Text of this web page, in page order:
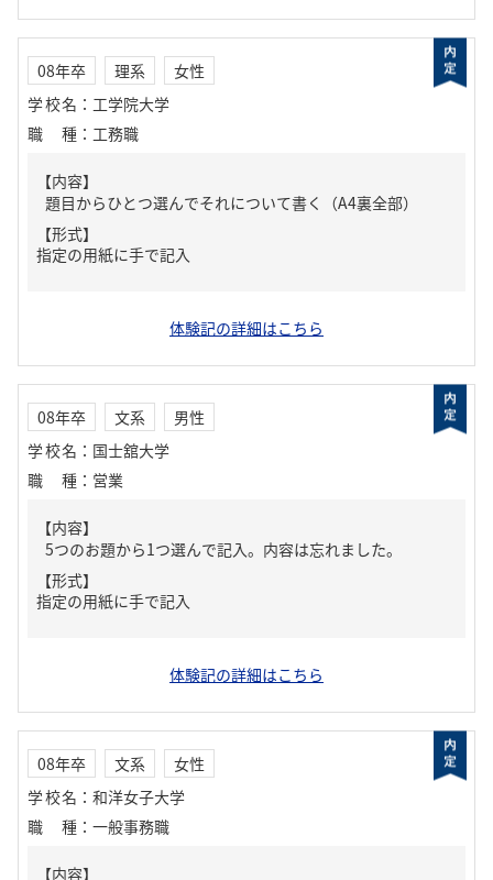
08年卒 理系
女性
学校名 ： 工学院大学
職種 ： 工務職
【内容】
題目からひとつ選んでそれについて書く（A4裏全部）
【形式】
指定の用紙に手で記入
体験記の詳細はこちら
08年卒 文系
男性
学校名 ： 国士舘大学
職種 ： 営業
【内容】
5つのお題から1つ選んで記入。内容は忘れました。
【形式】
指定の用紙に手で記入
体験記の詳細はこちら
08年卒 文系
女性
学校名 ： 和洋女子大学
職種 ： 一般事務職
【内容】